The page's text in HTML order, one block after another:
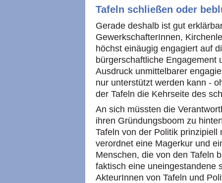
Tafeln schließen oder
Gerade deshalb ist gut
GewerkschafterInnen,
höchst einäugig engagiert auf
bürgerschaftliche Engagement
Ausdruck unmittelbarer
nur unterstützt werden kann -
der Tafeln die Kehrseite des
An sich müssten die
ihren Gründungsboom zu
Tafeln von der Politik
verordnet eine Magerkur und
Menschen, die von den Tafeln
faktisch eine uneingestandene
AkteurInnen von Tafeln und